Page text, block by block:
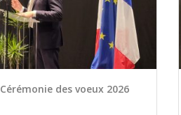
Cérémonie des voeux 2026